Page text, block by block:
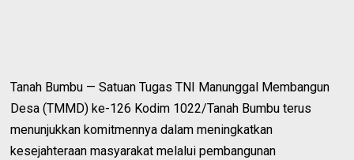
Tanah Bumbu — Satuan Tugas TNI Manunggal Membangun
Desa (TMMD) ke-126 Kodim 1022/Tanah Bumbu terus
menunjukkan komitmennya dalam meningkatkan
kesejahteraan masyarakat melalui pembangunan